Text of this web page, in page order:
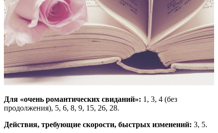
Для «очень романтических свиданий»: 1, 3, 4 (без
продолжения), 5, 6, 8, 9, 15, 26, 28.
Действия, требующие скорости, быстрых изменений: 3, 5.